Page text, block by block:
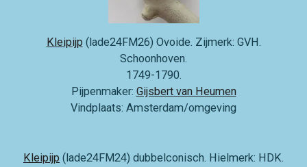
Kleipijp (lade24FM26) Ovoide. Zijmerk: GVH.
Schoonhoven.
1749-1790.
Pijpenmaker: Gijsbert van Heumen
Vindplaats: Amsterdam/omgeving
Kleipijp (lade24FM24) dubbelconisch. Hielmerk: HDK.